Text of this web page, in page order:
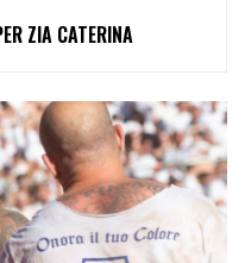
ZIA CATERINA